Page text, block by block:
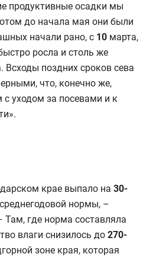
продуктивные осадки мы
до начала мая они были
начали рано, с 10 марта,
росла и столь же
Всходы поздних сроков сева
что, конечно же,
с уходом за посевами и к
крае выпало на 30-
нормы, –
Там, где норма составляла
влаги снизилось до 270-
зоне края, которая